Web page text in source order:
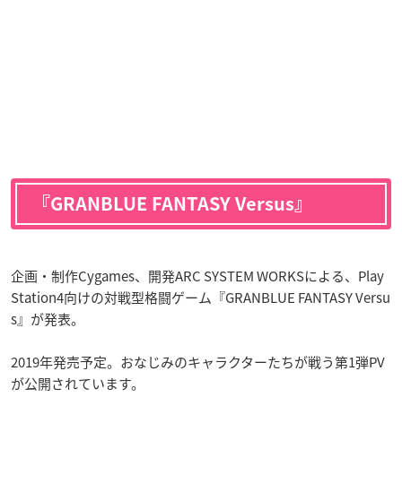
『GRANBLUE FANTASY Versus』
企画・制作Cygames、開発ARC SYSTEM WORKSによる、Play
Station4向けの対戦型格闘ゲーム『GRANBLUE FANTASY Versu
s』が発表。
2019年発売予定。おなじみのキャラクターたちが戦う第1弾PV
が公開されています。